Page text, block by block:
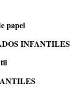
papel
INFANTILES